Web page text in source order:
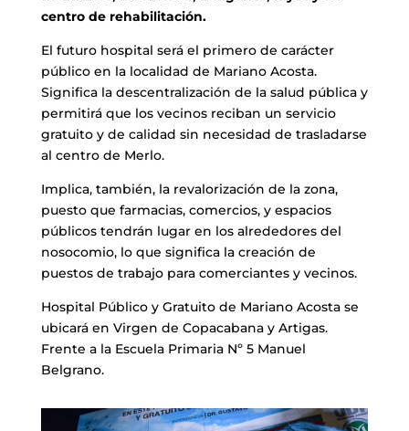
centro de rehabilitación.
El futuro hospital será el primero de carácter
público en la localidad de Mariano Acosta.
Significa la descentralización de la salud pública y
permitirá que los vecinos reciban un servicio
gratuito y de calidad sin necesidad de trasladarse
al centro de Merlo.
Implica, también, la revalorización de la zona,
puesto que farmacias, comercios, y espacios
públicos tendrán lugar en los alrededores del
nosocomio, lo que significa la creación de
puestos de trabajo para comerciantes y vecinos.
Hospital Público y Gratuito de Mariano Acosta se
ubicará en Virgen de Copacabana y Artigas.
Frente a la Escuela Primaria Nº 5 Manuel
Belgrano.